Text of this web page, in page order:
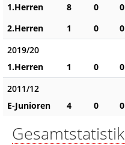
1.Herren
8 0 0
2.Herren
1 0 0
2019/20
1.Herren
1 0 0
2011/12
E-Junioren
4 0 0
Gesamtstatistik